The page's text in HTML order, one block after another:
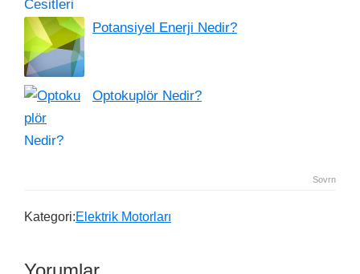
Potansiyel Enerji Nedir?
Optokuplör Nedir?
Sovrn
Kategori:Elektrik Motorları